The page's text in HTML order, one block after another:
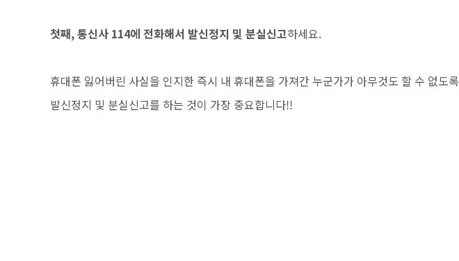
첫째, 통신사 114에 전화해서 발신정지 및 분실신고하세요.
휴대폰 잃어버린 사실을 인지한 즉시 내 휴대폰을 가져간 누군가가 아무것도 할 수 없도록
발신정지 및 분실신고를 하는 것이 가장 중요합니다!!